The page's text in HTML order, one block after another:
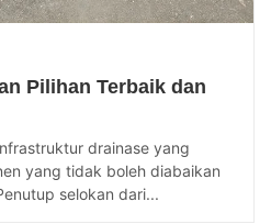
Pilihan Terbaik dan
drainase yang
yang tidak boleh diabaikan
selokan dari...